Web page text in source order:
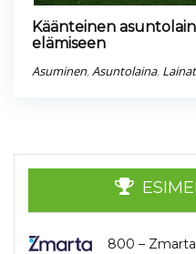
Käänteinen
elämiseen
Asuminen,Asuntolaina, Lainat
800 – Zmarta